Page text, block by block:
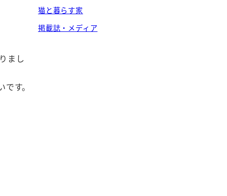
まし
す。
猫と暮らす家
掲載誌・メディア